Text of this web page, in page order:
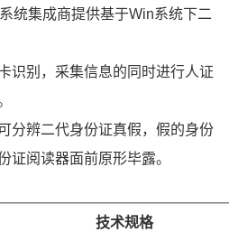
统集成商提供基于Win系统下二
识别，采集信息的同时进行人证
分辨二代身份证真假，假的身份
证阅读器面前原形毕露。
技术规格